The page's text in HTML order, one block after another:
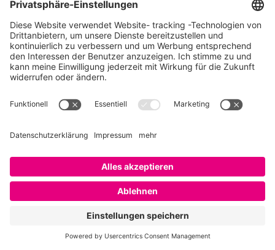
Permalink
Definitiv ein Thema, welches einen
klärenden Diskurs bedarf. Ich finde Ihren
Ansatz aufschlussreich und die Grafik
aussagekräftig. Als Ergänzung zur
Unternehmenskultur würde ich die
Begriffe Corporate Identity und Corporate
wirklich ist, Corporate Identity ist das, was
das Unternehmen gerne hätte, dass
ist das, was (z.B. Bewerbende)